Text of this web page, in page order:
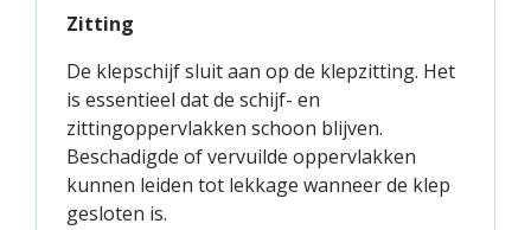
Zitting
De klepschijf sluit aan op de klepzitting. Het
is essentieel dat de schijf- en
zittingoppervlakken schoon blijven.
Beschadigde of vervuilde oppervlakken
kunnen leiden tot lekkage wanneer de klep
gesloten is.